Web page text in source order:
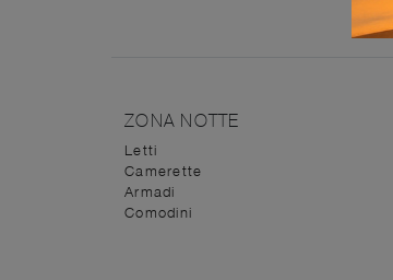
ZONA NOTTE
Letti
Camerette
Armadi
Comodini